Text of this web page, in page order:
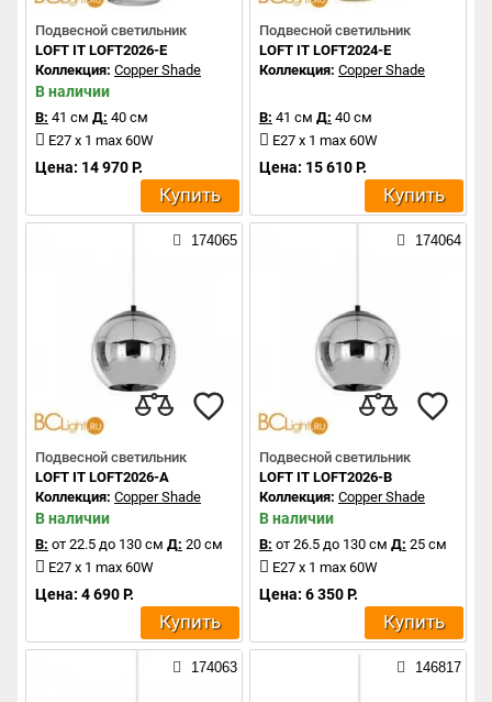
Подвесной светильник
LOFT IT LOFT2026-E
Коллекция: Copper Shade
В наличии
В: 41 см Д: 40 см
E27 x 1 max 60W
Цена: 14 970 Р.
Купить
Подвесной светильник
LOFT IT LOFT2024-E
Коллекция: Copper Shade
В: 41 см Д: 40 см
E27 x 1 max 60W
Цена: 15 610 Р.
Купить
174065
Подвесной светильник
LOFT IT LOFT2026-A
Коллекция: Copper Shade
В наличии
В: от 22.5 до 130 см Д: 20 см
E27 x 1 max 60W
Цена: 4 690 Р.
Купить
174064
Подвесной светильник
LOFT IT LOFT2026-B
Коллекция: Copper Shade
В наличии
В: от 26.5 до 130 см Д: 25 см
E27 x 1 max 60W
Цена: 6 350 Р.
Купить
174063 146817